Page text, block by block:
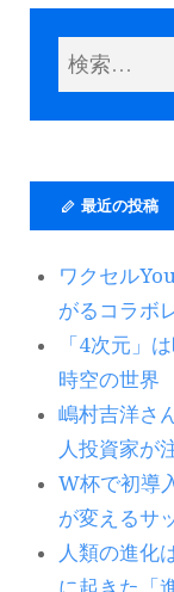
最近の投稿
ワクセル
がるコラボ
「4次元」
時空の世界
嶋村吉洋さ
人投資家が
W杯で初導
が変えるサ
人類の進化